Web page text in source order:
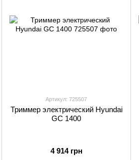
Артикул: 725507
Триммер электрический Hyundai
GC 1400
4 914 грн